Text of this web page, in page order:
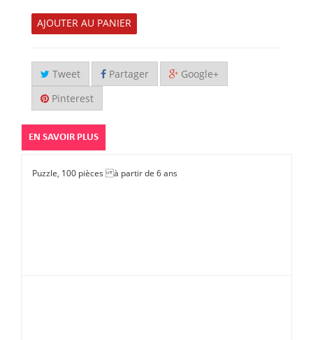
AJOUTER AU PANIER
Tweet Partager Google+
Pinterest
EN SAVOIR PLUS
Puzzle, 100 pièces à partir de 6 ans